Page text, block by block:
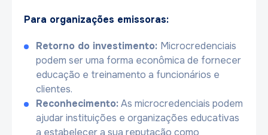
Para organizações emissoras:
Retorno do investimento: Microcredenciais
podem ser uma forma econômica de fornecer
educação e treinamento a funcionários e
clientes.
Reconhecimento:As microcredenciais podem
ajudar instituições e organizações educativas
a estabelecer a sua reputação como